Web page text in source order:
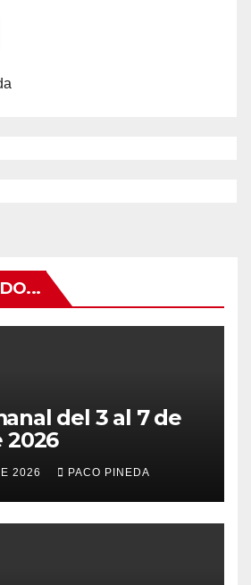
del 3 al 7 de
2026
2026 PACO PINEDA